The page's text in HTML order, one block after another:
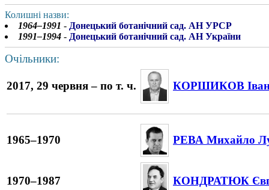
Колишні назви:
1964–1991 - Донецький ботанічний сад. АН УРСР
1991–1994 - Донецький ботанічний сад. АН України
Очільники:
2017, 29 червня – по т. ч. КОРШИКОВ Іван
1965–1970 РЕВА Михайло
1970–1987 КОНДРАТЮК